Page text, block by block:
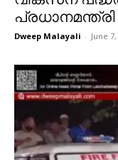
പ്രധാനമന്ത്രി
Dweep Malayali - June